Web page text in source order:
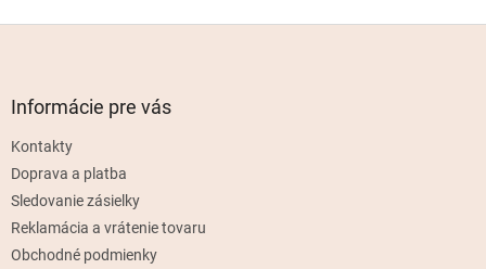
Informácie pre vás
Kontakty
Doprava a platba
Sledovanie zásielky
Reklamácia a vrátenie tovaru
Obchodné podmienky